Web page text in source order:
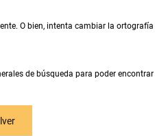
O bien, intenta cambiar la
de búsqueda para poder